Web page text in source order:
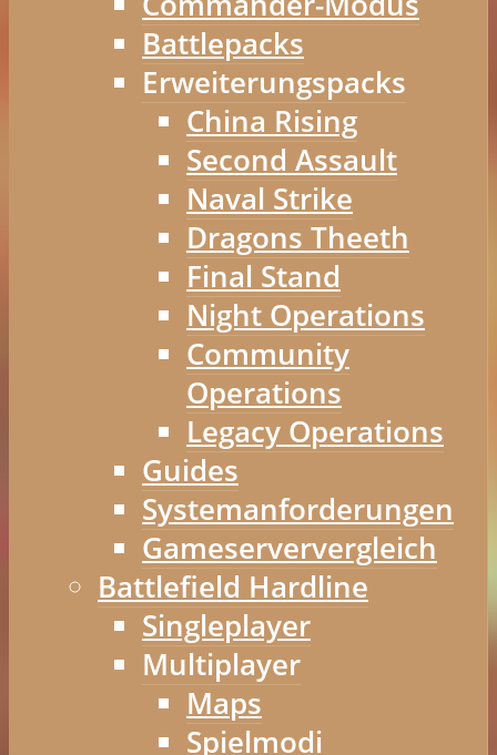
Battlepacks
Erweiterungspacks
China Rising
Second Assault
Naval Strike
Dragons Theeth
Final Stand
Night Operations
Community
Operations
Legacy Operations
Guides
Systemanforderungen
Gameserververgleich
Battlefield Hardline
Singleplayer
Multiplayer
Maps
Spielmodi